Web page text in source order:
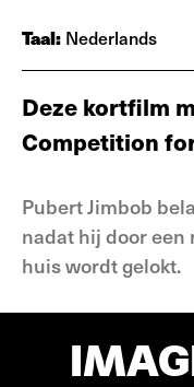
Taal: Nederlands
Deze kortfilm
Competition
Pubert Jimbob
nadat hij door
huis wordt gelokt.